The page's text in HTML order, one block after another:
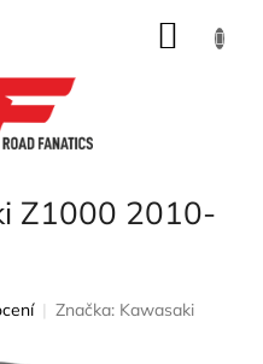
Z1000 2010-
Značka: Kawasaki